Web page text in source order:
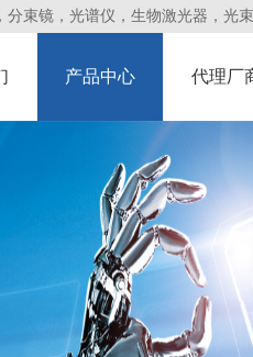
束镜，光谱仪，生物激光器，光
产品中心 代理厂